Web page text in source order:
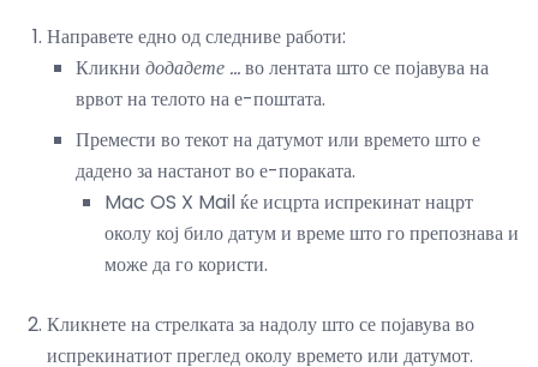
Направете едно од следниве работи:
Кликни додадете ...во лентата што се појавува на
врвот на телото на е-поштата.
Премести во текот на датумот или времето што е
дадено за настанот во е-пораката.
Mac OS X Mail ќе исцрта испрекинат нацрт
околу кој било датум и време што го препознава и
може да го користи.
Кликнете на стрелката за надолу што се појавува во
испрекинатиот преглед околу времето или датумот.